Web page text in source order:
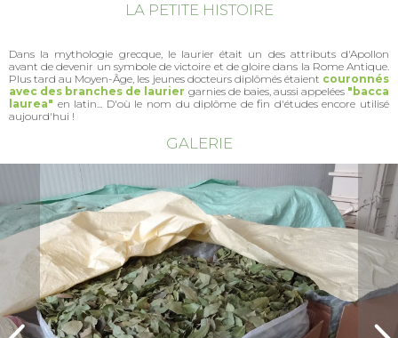
LA PETITE HISTOIRE
Dans la mythologie grecque, le laurier était un des attributs d'Apollon
avant de devenir un symbole de victoire et de gloire dans la Rome Antique.
Plus tard au Moyen-Âge, les jeunes docteurs diplômés étaient couronnés
avec des branches de laurier garnies de baies, aussi appelées "bacca
laurea" en latin... D'où le nom du diplôme de fin d'études encore utilisé
aujourd'hui !
GALERIE